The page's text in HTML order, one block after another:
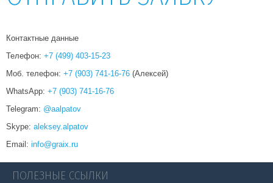
Контактные данные
Телефон: +7 (499) 403-15-23
Моб. телефон: +7 (903) 741-16-76 (Алексей)
WhatsApp: +7 (903) 741-16-76
Telegram: @aalpatov
Skype: aleksey.alpatov
Email: info@graix.ru
ПОЛЕЗНЫЕ ССЫЛКИ